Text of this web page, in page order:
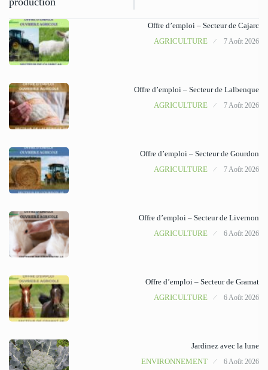
Offre d’emploi – Secteur de Cajarc
AGRICULTURE
7 Août 2026
Offre d’emploi – Secteur de Lalbenque
AGRICULTURE
7 Août 2026
Offre d’emploi – Secteur de Gourdon
AGRICULTURE
7 Août 2026
Offre d’emploi – Secteur de Livernon
AGRICULTURE
6 Août 2026
Offre d’emploi – Secteur de Gramat
AGRICULTURE
6 Août 2026
Jardinez avec la lune
ENVIRONNEMENT
6 Août 2026